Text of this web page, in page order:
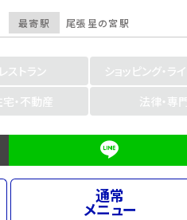
最寄駅 尾張星の宮駅
ストラン
ショッピング・ラ
宅・不動産 法律・専
通常
メニュー